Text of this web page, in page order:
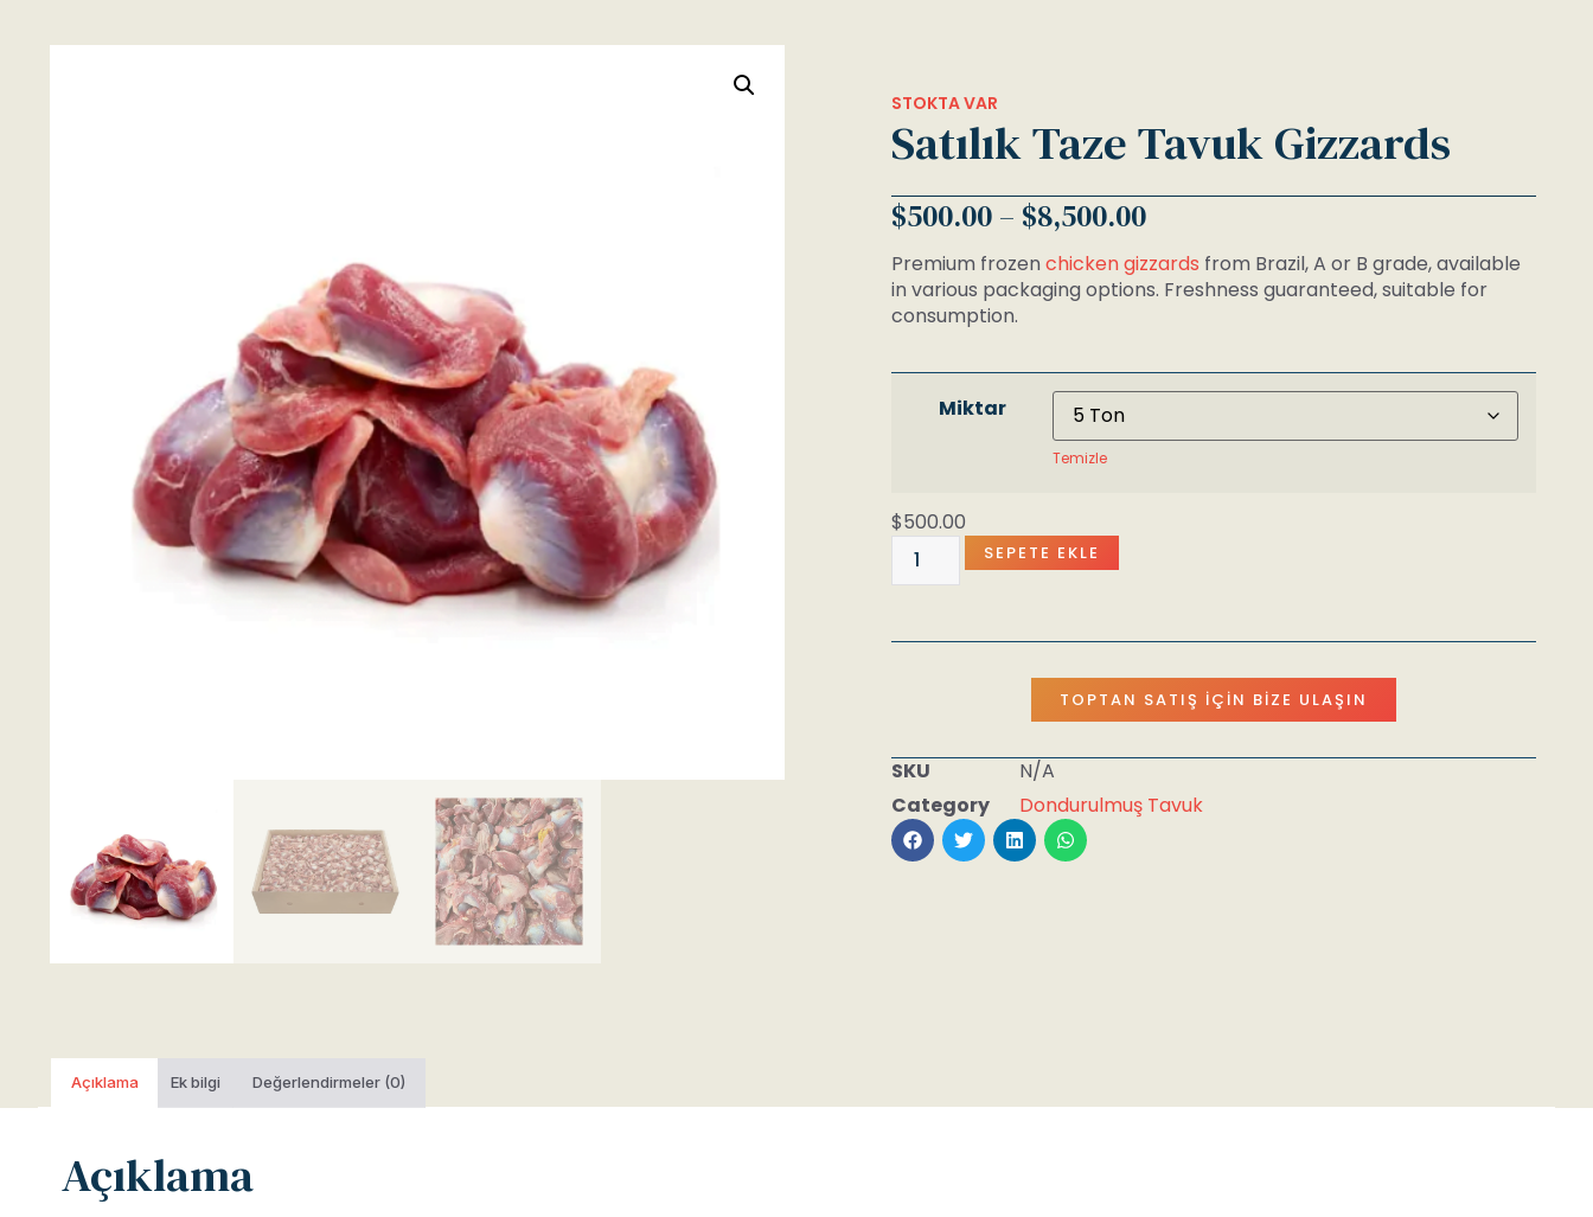
STOKTA VAR
Satılık Taze Tavuk Gizzards
$500.00 – $8,500.00
Premium frozen chicken gizzards from Brazil, A or B grade, available
in various packaging options. Freshness guaranteed, suitable for
consumption.
Miktar
Temizle
$500.00
SEPETE EKLE
TOPTAN SATIŞ İÇIN BIZE ULAŞIN
SKU
N/A
Category
Dondurulmuş Tavuk
Açıklama Ek bilgi Değerlendirmeler (0)
Açıklama